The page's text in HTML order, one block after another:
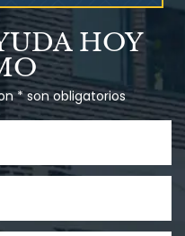
HOY
* son obligatorios